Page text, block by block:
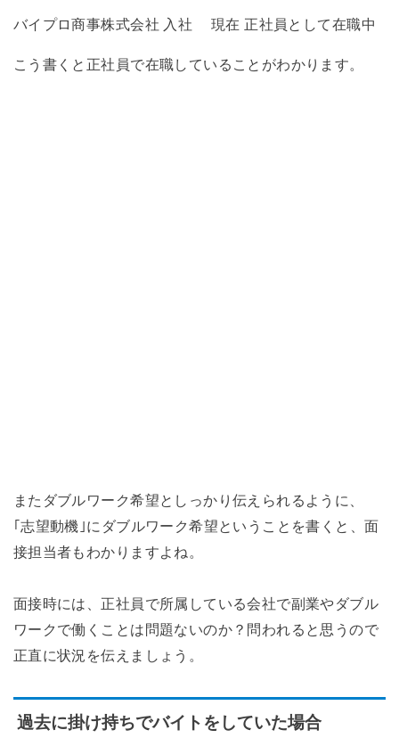
バイプロ商事株式会社 入社 現在 正社員として在職中
こう書くと正社員で在職していることがわかります。
またダブルワーク希望としっかり伝えられるように、
｢志望動機｣にダブルワーク希望ということを書くと、面
接担当者もわかりますよね。
面接時には、正社員で所属している会社で副業やダブル
ワークで働くことは問題ないのか？問われると思うので
正直に状況を伝えましょう。
過去に掛け持ちでバイトをしていた場合